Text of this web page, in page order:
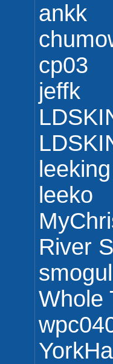
ankk
cp03
jeffk
leeking
leeko
River
Whole